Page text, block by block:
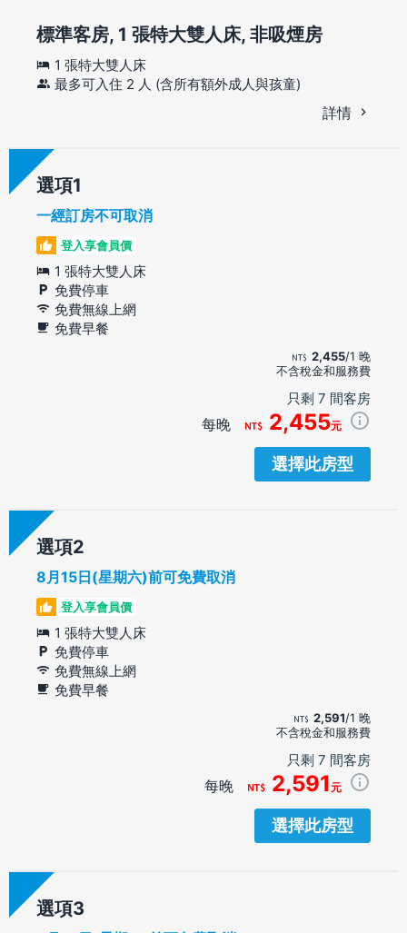
標準客房, 1 張特大雙人床, 非吸煙房
1 張特大雙人床
最多可入住 2 人 (含所有額外成人與孩童)
詳情
選項
一經訂房不可取消
登入享會員價
1 張特大雙人床
免費停車
免費無線上網
免費早餐
2,455/1 晚
不含稅金和服務費
只剩 7 間客房
每晚 2,455元
選擇此房型
選項
8月15日(星期六)前可免費取消
登入享會員價
1 張特大雙人床
免費停車
免費無線上網
免費早餐
2,591/1 晚
不含稅金和服務費
只剩 7 間客房
每晚 2,591 元
選擇此房型
選項